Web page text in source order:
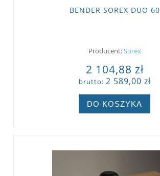
BENDER SOREX DUO 60
Producent:Sorex
2 104,88 zł
brutto: 2 589,00 zł
DO KOSZYKA